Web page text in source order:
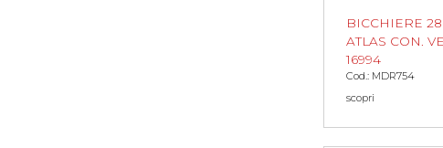
BICCHIERE
ATLAS CON.
16994
Cod.: MDR754
scopri